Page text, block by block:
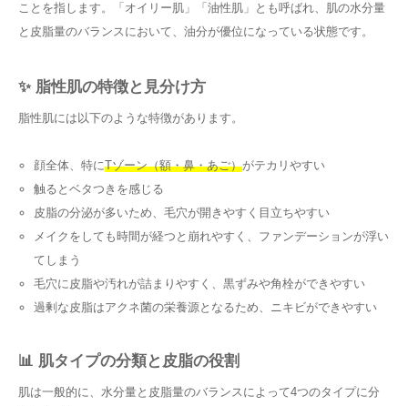
ことを指します。「オイリー肌」「油性肌」とも呼ばれ、肌の水分量
と皮脂量のバランスにおいて、油分が優位になっている状態です。
✨ 脂性肌の特徴と見分け方
脂性肌には以下のような特徴があります。
顔全体、特にTゾーン（額・鼻・あご）がテカリやすい
触るとベタつきを感じる
皮脂の分泌が多いため、毛穴が開きやすく目立ちやすい
メイクをしても時間が経つと崩れやすく、ファンデーションが浮い
てしまう
毛穴に皮脂や汚れが詰まりやすく、黒ずみや角栓ができやすい
過剰な皮脂はアクネ菌の栄養源となるため、ニキビができやすい
📊 肌タイプの分類と皮脂の役割
肌は一般的に、水分量と皮脂量のバランスによって4つのタイプに分